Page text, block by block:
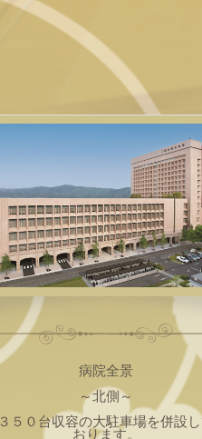
病院全景
～北側～
３５０台収容の大駐車場を併設
おります。